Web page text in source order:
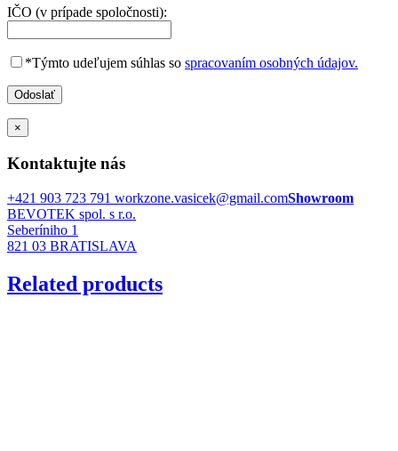
IČO (v prípade spoločnosti):
*Týmto udeľujem súhlas so spracovaním osobných údajov.
×
Kontaktujte nás
+421 903 723 791 workzone.vasicek@gmail.comShowroom
BEVOTEK spol. s r.o.
Seberíniho 1
821 03 BRATISLAVA
Related products